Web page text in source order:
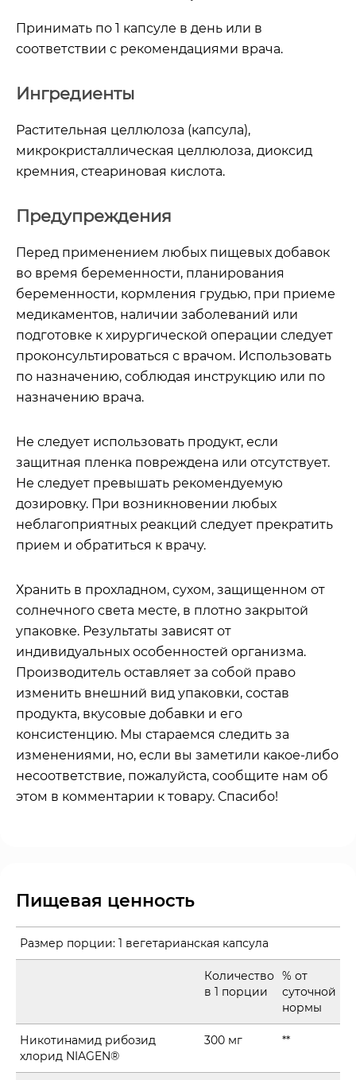
Принимать по 1 капсуле в день или в
соответствии с рекомендациями врача.
Ингредиенты
Растительная целлюлоза (капсула),
микрокристаллическая целлюлоза, диоксид
кремния, стеариновая кислота.
Предупреждения
Перед применением любых пищевых добавок
во время беременности, планирования
беременности, кормления грудью, при приеме
медикаментов, наличии заболеваний или
подготовке к хирургической операции следует
проконсультироваться с врачом. Использовать
по назначению, соблюдая инструкцию или по
назначению врача.
Не следует использовать продукт, если
защитная пленка повреждена или отсутствует.
Не следует превышать рекомендуемую
дозировку. При возникновении любых
неблагоприятных реакций следует прекратить
прием и обратиться к врачу.
Хранить в прохладном, сухом, защищенном от
солнечного света месте, в плотно закрытой
упаковке. Результаты зависят от
индивидуальных особенностей организма.
Производитель оставляет за собой право
изменить внешний вид упаковки, состав
продукта, вкусовые добавки и его
консистенцию. Мы стараемся следить за
изменениями, но, если вы заметили какое-либо
несоответствие, пожалуйста, сообщите нам об
этом в комментарии к товару. Спасибо!
Пищевая ценность
Размер порции: 1 вегетарианская капсула
Количество
в 1 порции
% от
суточной
нормы
Никотинамид рибозид
хлорид NIAGEN®
300 мг **